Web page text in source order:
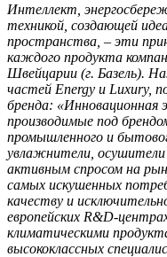
Интеллект,
техникой, создающей
пространства, – эти
каждого продукта
Швейцарии (г. Базель).
частей Energy и Luxury,
бренда: «Инновационная
производимые под
промышленного и
увлажнители, осушители
активным спросом на
самых искушенных
качеству и
европейских R&D-
климатическими
высококлассных